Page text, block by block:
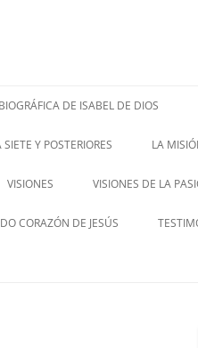
DE ISABEL DE DIOS
BIOGRAPHY
Y POSTERIORES LA
–
VISIONES
ENGLISH V
VISIONES DE LA
CORAZÓN DE JESÚS